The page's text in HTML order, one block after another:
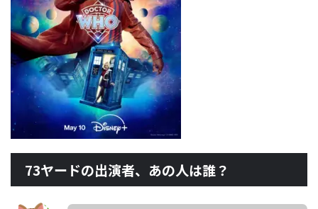
73ヤードの出演者、あの人は誰？